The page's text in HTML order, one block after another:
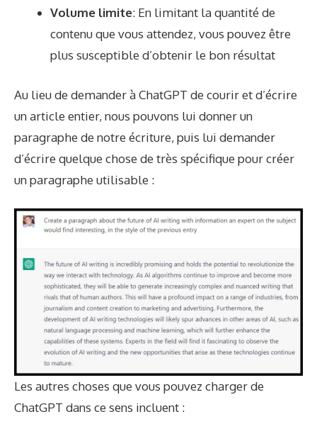
Volume limite: En limitant la quantité de
contenu que vous attendez, vous pouvez être
plus susceptible d’obtenir le bon résultat
Au lieu de demander à ChatGPT de courir et d’écrire
un article entier, nous pouvons lui donner un
paragraphe de notre écriture, puis lui demander
d’écrire quelque chose de très spécifique pour créer
un paragraphe utilisable :
Les autres choses que vous pouvez charger de
ChatGPT dans ce sens incluent :